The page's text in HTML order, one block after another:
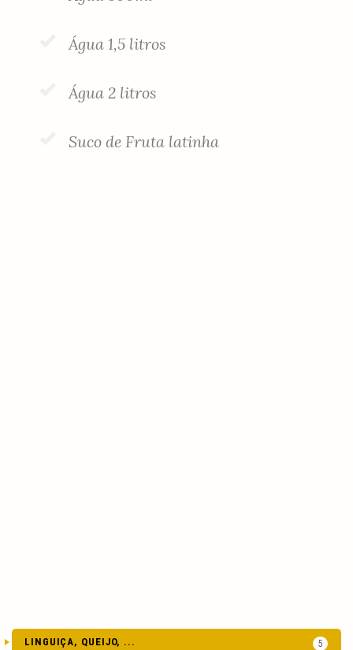
Água 1,5 litros
Água 2 litros
Suco de Fruta latinha
LINGUIÇA, QUEIJO, ... 5